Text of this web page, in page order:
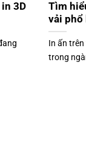
3D
Tìm
vải phổ
In ấn
trong